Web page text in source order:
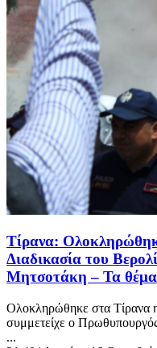
Τίρανα:
Διαδικασία του
Μητσοτάκη – Τα
Ολοκληρώθηκε στα Τίρανα
συμμετείχε ο
...